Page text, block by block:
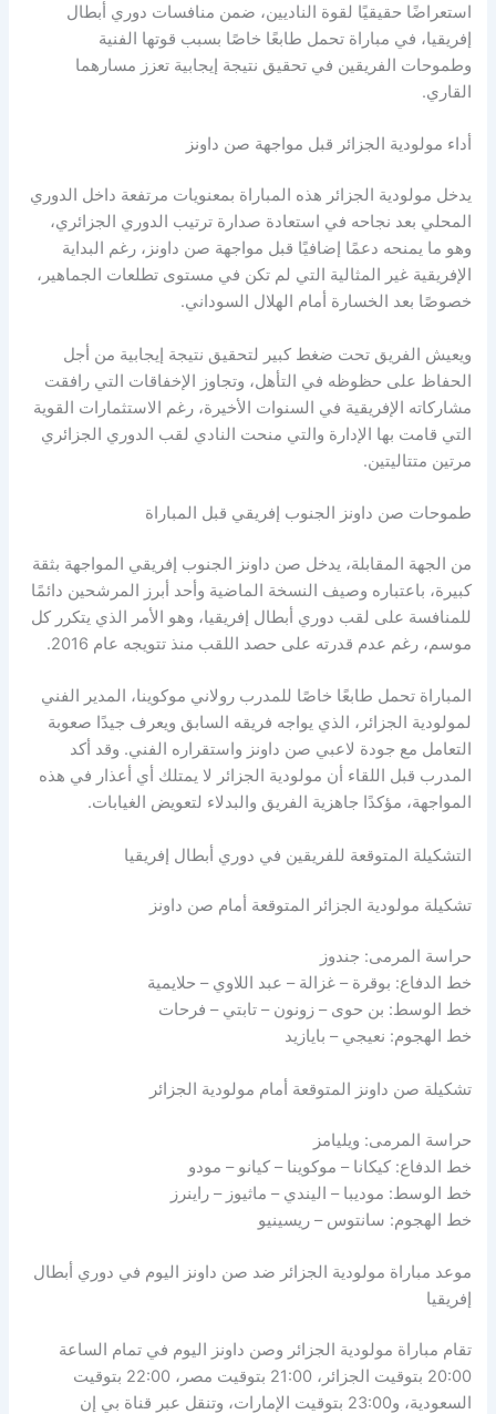
استعراضًا حقيقيًا لقوة الناديين، ضمن منافسات دوري أبطال
إفريقيا، في مباراة تحمل طابعًا خاصًا بسبب قوتها الفنية
وطموحات الفريقين في تحقيق نتيجة إيجابية تعزز مسارهما
القاري.
أداء مولودية الجزائر قبل مواجهة صن داونز
يدخل مولودية الجزائر هذه المباراة بمعنويات مرتفعة داخل الدوري
المحلي بعد نجاحه في استعادة صدارة ترتيب الدوري الجزائري،
وهو ما يمنحه دعمًا إضافيًا قبل مواجهة صن داونز، رغم البداية
الإفريقية غير المثالية التي لم تكن في مستوى تطلعات الجماهير،
خصوصًا بعد الخسارة أمام الهلال السوداني.
ويعيش الفريق تحت ضغط كبير لتحقيق نتيجة إيجابية من أجل
الحفاظ على حظوظه في التأهل، وتجاوز الإخفاقات التي رافقت
مشاركاته الإفريقية في السنوات الأخيرة، رغم الاستثمارات القوية
التي قامت بها الإدارة والتي منحت النادي لقب الدوري الجزائري
مرتين متتاليتين.
طموحات صن داونز الجنوب إفريقي قبل المباراة
من الجهة المقابلة، يدخل صن داونز الجنوب إفريقي المواجهة بثقة
كبيرة، باعتباره وصيف النسخة الماضية وأحد أبرز المرشحين دائمًا
للمنافسة على لقب دوري أبطال إفريقيا، وهو الأمر الذي يتكرر كل
موسم، رغم عدم قدرته على حصد اللقب منذ تتويجه عام 2016.
المباراة تحمل طابعًا خاصًا للمدرب رولاني موكوينا، المدير الفني
لمولودية الجزائر، الذي يواجه فريقه السابق ويعرف جيدًا صعوبة
التعامل مع جودة لاعبي صن داونز واستقراره الفني. وقد أكد
المدرب قبل اللقاء أن مولودية الجزائر لا يمتلك أي أعذار في هذه
المواجهة، مؤكدًا جاهزية الفريق والبدلاء لتعويض الغيابات.
التشكيلة المتوقعة للفريقين في دوري أبطال إفريقيا
تشكيلة مولودية الجزائر المتوقعة أمام صن داونز
حراسة المرمى: جندوز
خط الدفاع: بوقرة – غزالة – عبد اللاوي – حلايمية
خط الوسط: بن حوى – زونون – تابتي – فرحات
خط الهجوم: نعيجي – بايازيد
تشكيلة صن داونز المتوقعة أمام مولودية الجزائر
حراسة المرمى: ويليامز
خط الدفاع: كيكانا – موكوينا – كيانو – مودو
خط الوسط: موديبا – اليندي – ماثيوز – راينرز
خط الهجوم: سانتوس – ريسينيو
موعد مباراة مولودية الجزائر ضد صن داونز اليوم في دوري أبطال
إفريقيا
تقام مباراة مولودية الجزائر وصن داونز اليوم في تمام الساعة
20:00 بتوقيت الجزائر، 21:00 بتوقيت مصر، 22:00 بتوقيت
السعودية، و23:00 بتوقيت الإمارات، وتنقل عبر قناة بي إن